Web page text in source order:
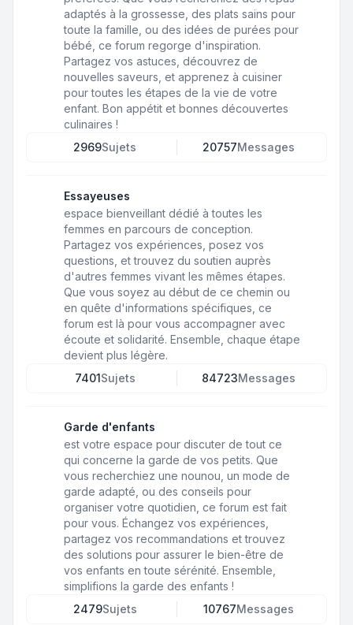
adaptés à la grossesse, des plats sains pour
toute la famille, ou des idées de purées pour
bébé, ce forum regorge d'inspiration.
Partagez vos astuces, découvrez de
nouvelles saveurs, et apprenez à cuisiner
pour toutes les étapes de la vie de votre
enfant. Bon appétit et bonnes découvertes
culinaires !
2969Sujets 20757Messages
Essayeuses
espace bienveillant dédié à toutes les
femmes en parcours de conception.
Partagez vos expériences, posez vos
questions, et trouvez du soutien auprès
d'autres femmes vivant les mêmes étapes.
Que vous soyez au début de ce chemin ou
en quête d'informations spécifiques, ce
forum est là pour vous accompagner avec
écoute et solidarité. Ensemble, chaque étape
devient plus légère.
7401Sujets 84723Messages
Garde d'enfants
est votre espace pour discuter de tout ce
qui concerne la garde de vos petits. Que
vous recherchiez une nounou, un mode de
garde adapté, ou des conseils pour
organiser votre quotidien, ce forum est fait
pour vous. Échangez vos expériences,
partagez vos recommandations et trouvez
des solutions pour assurer le bien-être de
vos enfants en toute sérénité. Ensemble,
simplifions la garde des enfants !
2479Sujets 10767Messages